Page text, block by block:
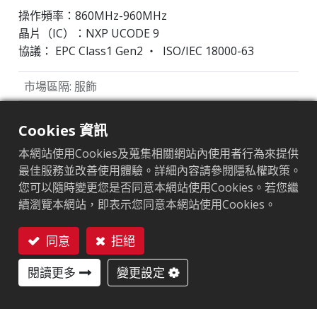
操作頻率：860MHz-960MHz
晶片（IC）：NXP UCODE 9
協議： EPC Class1 Gen2 ‧ ISO/IEC 18000-63
ARC認證
F I O Q
市場區隔: 服飾
天線尺寸（mm）
70x14
EPC記憶體:96 bits
用戶記憶體:0 bits
Cookies 資訊
本網站使用Cookies及蒐集相關網站內使用者行為來提供
最佳服務並改善使用體驗。詳細內容請參閱隱私權政策。
您可以隨時變更您是否同意本網站使用Cookies。若您繼
續瀏覽本網站，即表示您同意本網站使用Cookies。
同意
拒絕
閱讀更多
變更設定